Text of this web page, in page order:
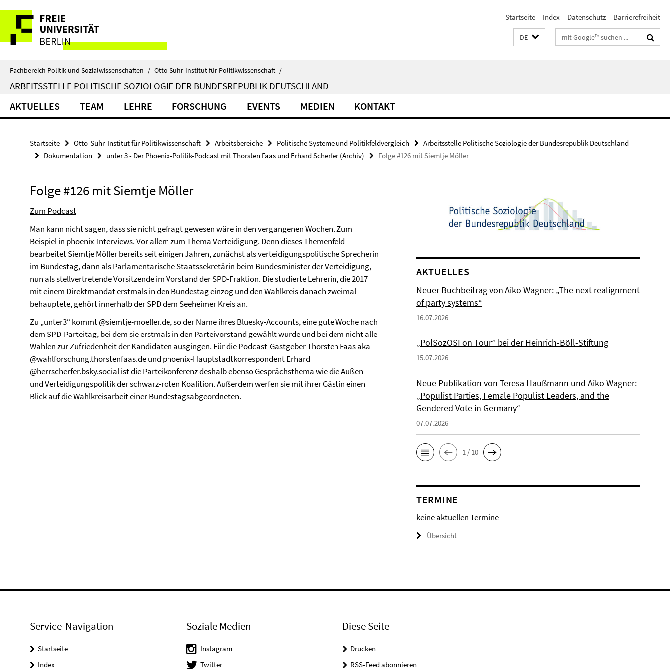
direkt
Inhalt
Service-
Navigation
Startseite Index Datenschutz Barrierefreiheit
DE Suchbegriffe
Fachbereich Politik und Sozialwissenschaften / Otto-Suhr-Institut für Politikwissenschaft /
ARBEITSSTELLE POLITISCHE SOZIOLOGIE DER BUNDESREPUBLIK DEUTSCHLAND
AKTUELLES TEAM LEHRE FORSCHUNG EVENTS MEDIEN KONTAKT
Startseite Otto-Suhr-Institut für Politikwissenschaft Arbeitsbereiche Politische Systeme und Politikfeldvergleich
Arbeitsstelle Politische Soziologie der Bundesrepublik Deutschland
Dokumentation
unter 3 - Der Phoenix-Politik-Podcast mit Thorsten Faas und Erhard Scherfer (Archiv) Folge #126 mit Siemtje Möller
Folge #126 mit Siemtje Möller
Zum Podcast
Man kann nicht sagen, dass sie nicht gefragt gewesen wäre in den vergangenen Wochen. Zum
Beispiel in phoenix-Interviews. Vor allem zum Thema Verteidigung. Denn dieses Themenfeld
bearbeitet Siemtje Möller bereits seit einigen Jahren, zunächst als verteidigungspolitische Sprecherin
im Bundestag, dann als Parlamentarische Staatssekretärin beim Bundesminister der Verteidigung,
nun als stellvertretende Vorsitzende im Vorstand der SPD-Fraktion. Die studierte Lehrerin, die 2017
mit einem Direktmandat erstmals in den Bundestag einzog und den Wahlkreis danach zweimal
behauptete, gehört innerhalb der SPD dem Seeheimer Kreis an.
Zu „unter3“ kommt @siemtje-moeller.de, so der Name ihres Bluesky-Accounts, eine gute Woche nach
dem SPD-Parteitag, bei dem sie erstmals in den Parteivorstand gewählt wurde und bei dem nicht alle
Wahlen zur Zufriedenheit der Kandidaten ausgingen. Für die Podcast-Gastgeber Thorsten Faas aka
@wahlforschung.thorstenfaas.de und phoenix-Hauptstadtkorrespondent Erhard
@herrscherfer.bsky.social ist die Parteikonferenz deshalb ebenso Gesprächsthema wie die Außen-
und Verteidigungspolitik der schwarz-roten Koalition. Außerdem werfen sie mit ihrer Gästin einen
Blick auf die Wahlkreisarbeit einer Bundestagsabgeordneten.
AKTUELLES
Neuer Buchbeitrag von Aiko Wagner: „The next realignment
of party systems“
16.07.2026
„PolSozOSI on Tour” bei der Heinrich-Böll-Stiftung
15.07.2026
Neue Publikation von Teresa Haußmann und Aiko Wagner:
„Populist Parties, Female Populist Leaders, and the
Gendered Vote in Germany“
07.07.2026
1 / 10
TERMINE
keine aktuellen Termine
Übersicht
Service-Navigation
Startseite
Index
Soziale Medien
Instagram
Twitter
Diese Seite
Drucken
RSS-Feed abonnieren